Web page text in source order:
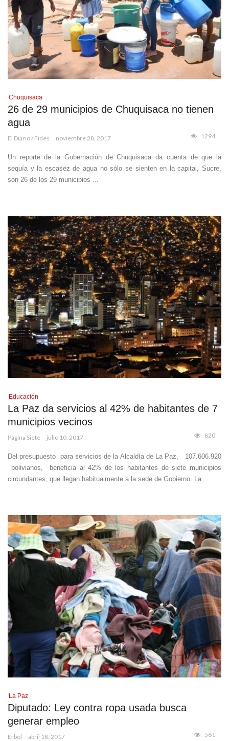
Chuquisaca
26 de 29 municipios de Chuquisaca no tienen
agua
El Diario / Fides noviembre 28, 2017 1294
Un reporte de la Gobernación de Chuquisaca da cuenta de que la
sequía y la escasez de agua no sólo se sienten en la capital, Sucre,
son 26 de los 29 municipios ...
Educación
La Paz da servicios al 42% de habitantes de 7
municipios vecinos
Página Siete julio 10, 2017 820
Del presupuesto para servicios de la Alcaldía de La Paz, 107.606.920
bolivianos, beneficia al 42% de los habitantes de siete municipios
circundantes, que llegan habitualmente a la sede de Gobierno. La ...
La Paz
Diputado: Ley contra ropa usada busca
generar empleo
Erbol abril 18, 2017 561